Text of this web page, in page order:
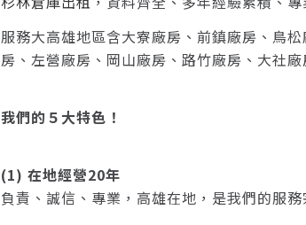
服務大高雄地區含大寮廠房、前鎮廠房、鳥
房、左營廠房、岡山廠房、路竹廠房、大社
我們的５大特色！
(1) 在地經營20年
負責、誠信、專業，高雄在地，是我們的服